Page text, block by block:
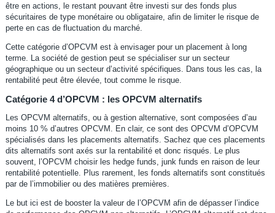
être en actions, le restant pouvant être investi sur des fonds plus
sécuritaires de type monétaire ou obligataire, afin de limiter le risque de
perte en cas de fluctuation du marché.
Cette catégorie d’OPCVM est à envisager pour un placement à long
terme. La société de gestion peut se spécialiser sur un secteur
géographique ou un secteur d’activité spécifiques. Dans tous les cas, la
rentabilité peut être élevée, tout comme le risque.
Catégorie 4 d’OPCVM : les OPCVM alternatifs
Les OPCVM alternatifs, ou à gestion alternative, sont composées d’au
moins 10 % d’autres OPCVM. En clair, ce sont des OPCVM d’OPCVM
spécialisés dans les placements alternatifs. Sachez que ces placements
dits alternatifs sont axés sur la rentabilité et donc risqués. Le plus
souvent, l’OPCVM choisir les hedge funds, junk funds en raison de leur
rentabilité potentielle. Plus rarement, les fonds alternatifs sont constitués
par de l’immobilier ou des matières premières.
Le but ici est de booster la valeur de l’OPCVM afin de dépasser l’indice